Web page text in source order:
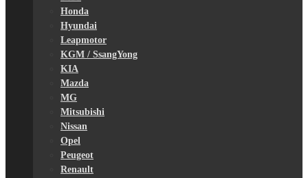
Honda
Hyundai
Leapmotor
KGM / SsangYong
KIA
Mazda
MG
Mitsubishi
Nissan
Opel
Peugeot
Renault